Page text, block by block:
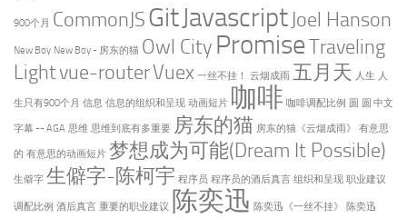
900个月 CommonJSGitJavascript Joel Hanson
New Boy New Boy - 房东的猫 Owl City PromiseTraveling
Lightvue-routerVuex 一丝不挂！ 云烟成雨 五月天 人生 人
生只有900个月 信息 信息的组织和呈现 动画短片 咖啡 咖啡调配比例 圆 圆 中文
字幕 -- AGA 思维 思维到底有多重要 房东的猫 房东的猫《云烟成雨》 有意思
的 有意思的动画短片 梦想成为可能(Dream It Possible)
生僻字 生僻字-陈柯宇 程序员 程序员的酒后真言 组织和呈现 职业建议
调配比例 酒后真言 重要的职业建议 陈奕迅 陈奕迅《一丝不挂》
陈奕迅